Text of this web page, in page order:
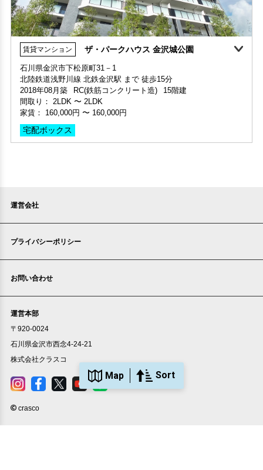
Map Sort
360°案内
部屋号数 703号室
家賃 170,000円・共益費 家賃に込み
階数 7階
間取り 3LDK・専有面積 66.69㎡
敷金 1ヶ月 ・礼金 1ヶ月
賃貸マンション ザ・パークハウス 金沢城公園
石川県金沢市下松原町31－1
北陸鉄道浅野川線 北鉄金沢駅 まで 徒歩15分
2018年08月築
RC(鉄筋コンクリート造)
15階建
間取り： 2LDK 〜 2LDK
家賃： 160,000円 〜 160,000円
宅配ボックス
家賃 160,000円・共益費 家賃に込み
階数 7階
敷金 2ヶ月 ・礼金 2ヶ月
保証人不要・代行 極上 分譲賃貸
運営会社
プライバシーポリシー
お問い合わせ
運営本部
〒920-0024
石川県金沢市西念4-24-21
株式会社クラスコ
crasco